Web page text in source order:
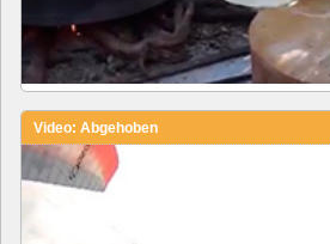
Video: Abgehoben